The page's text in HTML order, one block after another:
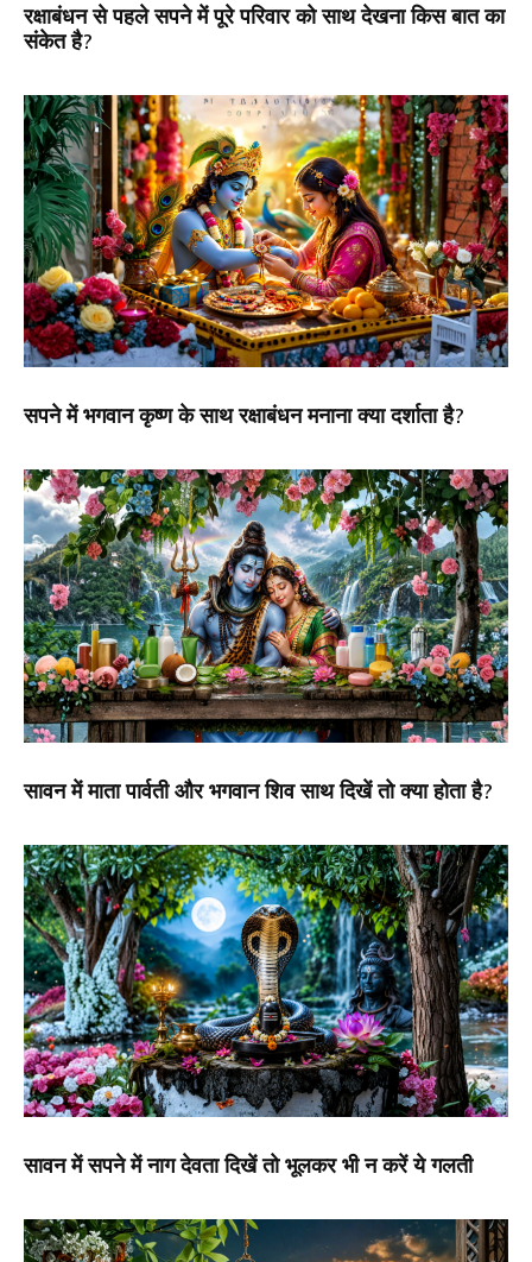
रक्षाबंधन से पहले सपने में पूरे परिवार को साथ देखना किस बात का
संकेत है?
सपने में भगवान कृष्ण के साथ रक्षाबंधन मनाना क्या दर्शाता है?
सावन में माता पार्वती और भगवान शिव साथ दिखें तो क्या होता है?
सावन में सपने में नाग देवता दिखें तो भूलकर भी न करें ये गलती